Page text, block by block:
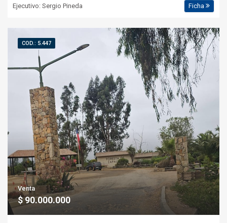
Ejecutivo: Sergio Pineda Ficha
COD.: 5.447
Venta
$ 90.000.000